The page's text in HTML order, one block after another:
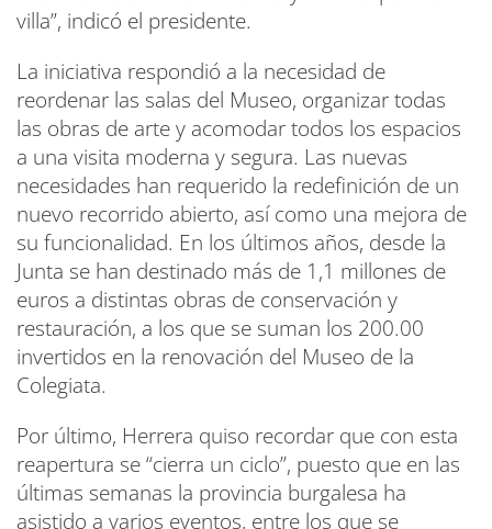
villa”, indicó el presidente.
La iniciativa respondió a la necesidad de
reordenar las salas del Museo, organizar todas
las obras de arte y acomodar todos los espacios
a una visita moderna y segura. Las nuevas
necesidades han requerido la redefinición de un
nuevo recorrido abierto, así como una mejora de
su funcionalidad. En los últimos años, desde la
Junta se han destinado más de 1,1 millones de
euros a distintas obras de conservación y
restauración, a los que se suman los 200.00
invertidos en la renovación del Museo de la
Colegiata.
Por último, Herrera quiso recordar que con esta
reapertura se “cierra un ciclo”, puesto que en las
últimas semanas la provincia burgalesa ha
asistido a varios eventos, entre los que se